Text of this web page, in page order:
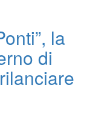
la
di